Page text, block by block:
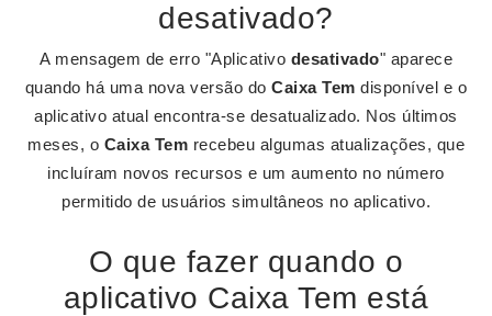
desativado?
A mensagem de erro "Aplicativo desativado" aparece
quando há uma nova versão doCaixa Tem disponível e o
aplicativo atual encontra-se desatualizado. Nos últimos
meses, o Caixa Tem recebeu algumas atualizações, que
incluíram novos recursos e um aumento no número
permitido de usuários simultâneos no aplicativo.
O que fazer quando o
aplicativo Caixa Tem está